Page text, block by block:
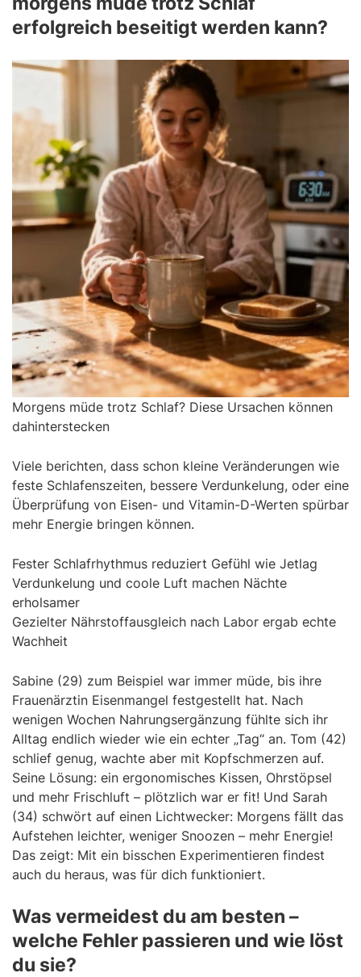
erfolgreich beseitigt werden kann?
Morgens müde trotz Schlaf? Diese Ursachen können
dahinterstecken
Viele berichten, dass schon kleine Veränderungen wie
feste Schlafenszeiten, bessere Verdunkelung, oder eine
Überprüfung von Eisen- und Vitamin-D-Werten spürbar
mehr Energie bringen können.
Fester Schlafrhythmus reduziert Gefühl wie Jetlag
Verdunkelung und coole Luft machen Nächte
erholsamer
Gezielter Nährstoffausgleich nach Labor ergab echte
Wachheit
Sabine (29) zum Beispiel war immer müde, bis ihre
Frauenärztin Eisenmangel festgestellt hat. Nach
wenigen Wochen Nahrungsergänzung fühlte sich ihr
Alltag endlich wieder wie ein echter „Tag“ an. Tom (42)
schlief genug, wachte aber mit Kopfschmerzen auf.
Seine Lösung: ein ergonomisches Kissen, Ohrstöpsel
und mehr Frischluft – plötzlich war er fit! Und Sarah
(34) schwört auf einen Lichtwecker: Morgens fällt das
Aufstehen leichter, weniger Snoozen – mehr Energie!
Das zeigt: Mit ein bisschen Experimentieren findest
auch du heraus, was für dich funktioniert.
Was vermeidest du am besten –
welche Fehler passieren und wie löst
du sie?